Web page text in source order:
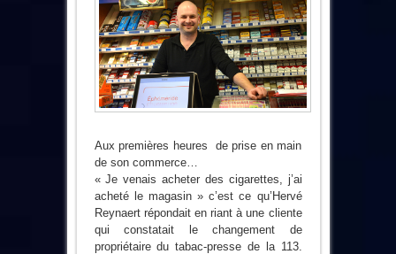
Aux premières heures de prise en main
de son commerce…
« Je venais acheter des cigarettes, j’ai
acheté le magasin » c’est ce qu’Hervé
Reynaert répondait en riant à une cliente
qui constatait le changement de
propriétaire du tabac-presse de la 113.